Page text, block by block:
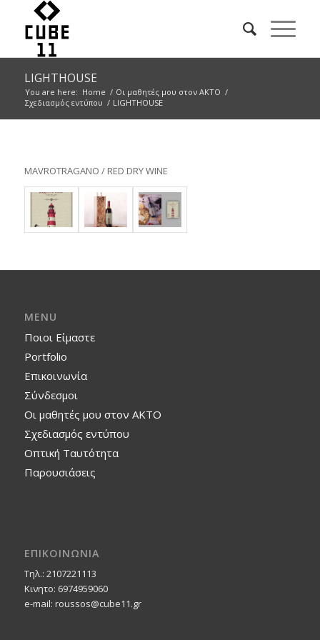
LIGHTHOUSE
You are here: Home / Οι μαθητές μου στον ΑΚΤΟ /
Σχεδιασμός εντύπου / LIGHTHOUSE
MAVROTRAGANO / RED DRY WINE
MENU
Ποιοι Είμαστε
Portfolio
Επικοινωνία
Σύνδεσμοι
Οι μαθητές μου στον ΑΚΤΟ
Σχεδιασμός εντύπου
Οπτική Ταυτότητα
Παρουσιάσεις
ΕΠΙΚΟΙΝΩΝΙΑ
Τηλ.: 2107221113
Κινητο: 6974959060
e-mail: roussos@cube11.gr